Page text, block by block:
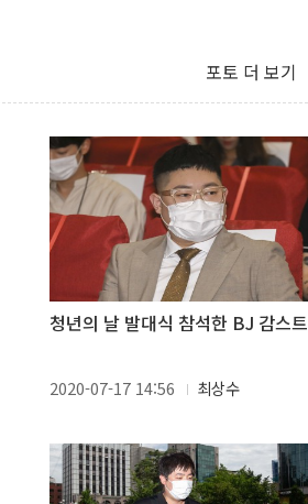
포토 더 보기
청년의 날 발대식 참석한 BJ 감스트
2020-07-17 14:56 최상수